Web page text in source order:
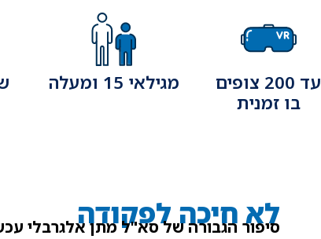
עד 200 צופים
בו זמנית
מגילאי 15 ומעלה
לא חיכה לפקודה